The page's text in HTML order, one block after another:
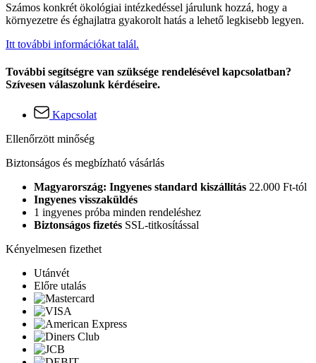
Számos konkrét ökológiai intézkedéssel járulunk hozzá, hogy a
környezetre és éghajlatra gyakorolt hatás a lehető legkisebb legyen.
Itt további információkat talál.
További segítségre van szüksége rendelésével kapcsolatban?
Szívesen válaszolunk kérdéseire.
Kapcsolat
Ellenőrzött minőség
Biztonságos és megbízható vásárlás
Magyarország: Ingyenes standard kiszállítás 22.000 Ft-tól
Ingyenes visszaküldés
1 ingyenes próba minden rendeléshez
Biztonságos fizetés SSL-titkosítással
Kényelmesen fizethet
Utánvét
Előre utalás